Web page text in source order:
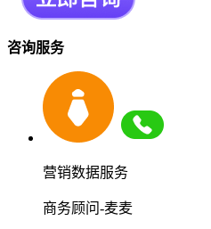
咨询服务
营销数据服务
商务顾问-麦麦